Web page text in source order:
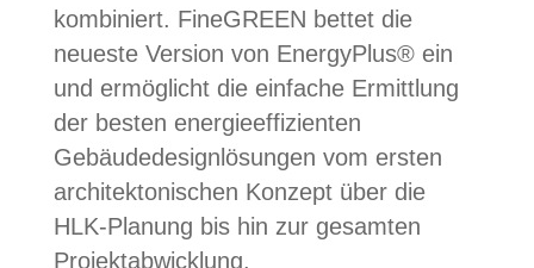
kombiniert. FineGREEN bettet die
neueste Version von EnergyPlus® ein
und ermöglicht die einfache Ermittlung
der besten energieeffizienten
Gebäudedesignlösungen vom ersten
architektonischen Konzept über die
HLK-Planung bis hin zur gesamten
Projektabwicklung.